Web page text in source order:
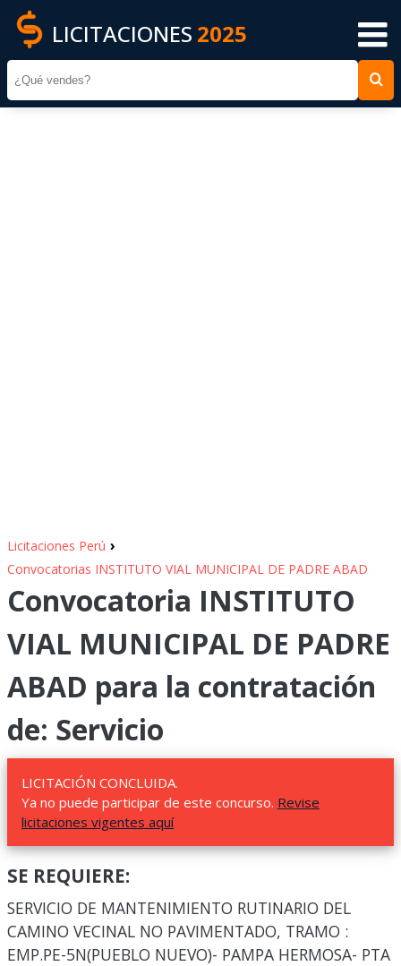
LICITACIONES 2025
Licitaciones Perú ›
Convocatorias INSTITUTO VIAL MUNICIPAL DE PADRE ABAD
Convocatoria INSTITUTO
VIAL MUNICIPAL DE PADRE
ABAD para la contratación
de: Servicio
LICITACIÓN CONCLUIDA.
Ya no puede participar de este concurso. Revise
licitaciones vigentes aquí
SE REQUIERE:
SERVICIO DE MANTENIMIENTO RUTINARIO DEL
CAMINO VECINAL NO PAVIMENTADO, TRAMO :
EMP.PE-5N(PUEBLO NUEVO)- PAMPA HERMOSA- PTA